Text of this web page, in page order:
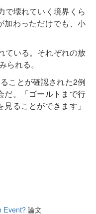
で壊れていく境界くら
加わっただけでも、小
ている。それぞれの放
れる。
ことが確認された2例
だ。「ゴールトまで行
ることができます」
Event?論文